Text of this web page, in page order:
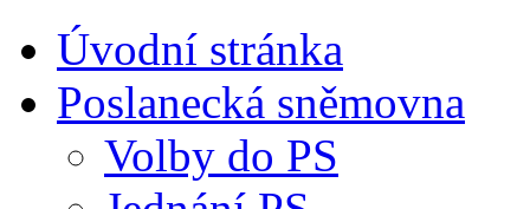
Úvodní stránka
Poslanecká sněmovna
Volby do PS